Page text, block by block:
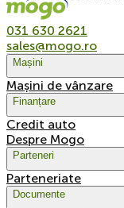
031 630 2621
sales@mogo.ro
Mașini
Mașini de vânzare
Finanțare
Credit auto
Despre Mogo
Parteneri
Parteneriate
Documente